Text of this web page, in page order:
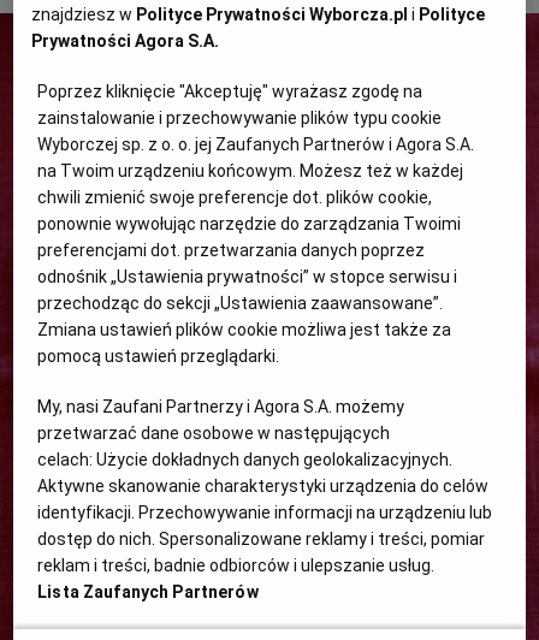
znajdziesz w Polityce Prywatności Wyborcza.pl i Polityce
Prywatności Agora S.A.
Poprzez kliknięcie "Akceptuję" wyrażasz zgodę na
zainstalowanie i przechowywanie plików typu cookie
Wyborczej sp. z o. o. jej Zaufanych Partnerów i Agora S.A.
na Twoim urządzeniu końcowym. Możesz też w każdej
chwili zmienić swoje preferencje dot. plików cookie,
ponownie wywołując narzędzie do zarządzania Twoimi
preferencjami dot. przetwarzania danych poprzez
odnośnik „Ustawienia prywatności” w stopce serwisu i
przechodząc do sekcji „Ustawienia zaawansowane”.
Zmiana ustawień plików cookie możliwa jest także za
pomocą ustawień przeglądarki.
My, nasi Zaufani Partnerzy i Agora S.A. możemy
przetwarzać dane osobowe w następujących
celach:Użycie dokładnych danych geolokalizacyjnych.
Aktywne skanowanie charakterystyki urządzenia do celów
identyfikacji. Przechowywanie informacji na urządzeniu lub
dostęp do nich. Spersonalizowane reklamy i treści, pomiar
reklam i treści, badnie odbiorców i ulepszanie usług.
Lista Zaufanych Partnerów